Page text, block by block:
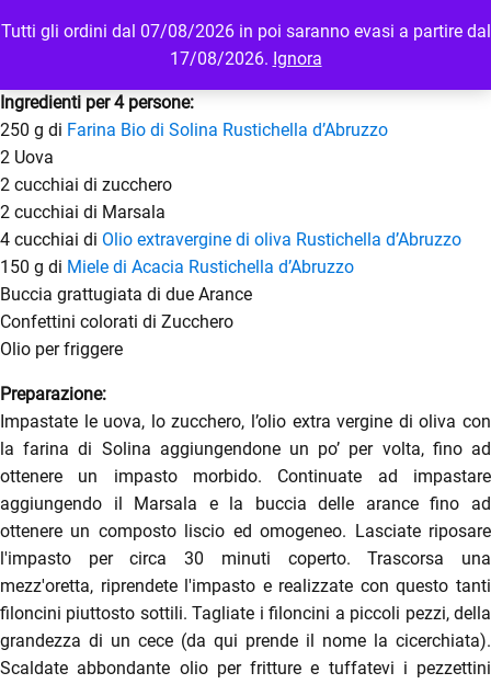
Tutti gli ordini dal 07/08/2026 in poi saranno evasi a partire dal
17/08/2026. Ignora
MENU LOGIN
Ingredienti per 4 persone:
250 g di Farina Bio di Solina Rustichella d’Abruzzo
2 Uova
2 cucchiai di zucchero
2 cucchiai di Marsala
4 cucchiai di Olio extravergine di oliva Rustichella d’Abruzzo
150 g di Miele di Acacia Rustichella d’Abruzzo
Buccia grattugiata di due Arance
Confettini colorati di Zucchero
Olio per friggere
Preparazione:
Impastate le uova, lo zucchero, l’olio extra vergine di oliva con
la farina di Solina aggiungendone un po’ per volta, fino ad
ottenere un impasto morbido. Continuate ad impastare
aggiungendo il Marsala e la buccia delle arance fino ad
ottenere un composto liscio ed omogeneo. Lasciate riposare
l'impasto per circa 30 minuti coperto. Trascorsa una
mezz'oretta, riprendete l'impasto e realizzate con questo tanti
filoncini piuttosto sottili. Tagliate i filoncini a piccoli pezzi, della
grandezza di un cece (da qui prende il nome la cicerchiata).
Scaldate abbondante olio per fritture e tuffatevi i pezzettini